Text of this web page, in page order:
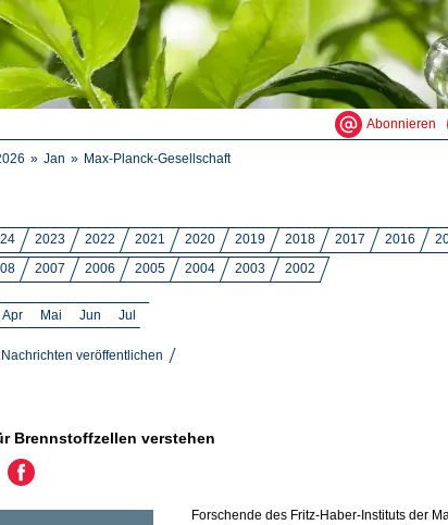
Abonnieren
Jan Max-Planck-Gesellschaft
2023 2022 2021 2020 2019 2018 2017 2016
2007 2006 2005 2004 2003 2002
Apr Mai Jun Jul
Nachrichten veröffentlichen
Brennstoffzellen verstehen
Forschende des Fritz-Haber-Instituts der